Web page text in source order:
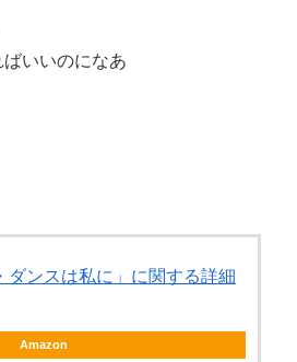
ばいいのになあ
ダンスは私に」に関する詳細
Amazon